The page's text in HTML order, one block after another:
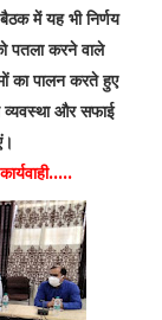
में यह भी निर्णय
पतला करने वाले
का पालन करते हुए
व्यवस्था और सफाई